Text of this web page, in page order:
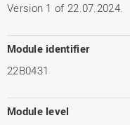
Version 1 of 22.07.2024.
Module identifier
22B0431
Module level